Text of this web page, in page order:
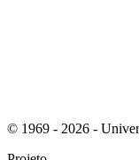
© 1969 - 2026 -